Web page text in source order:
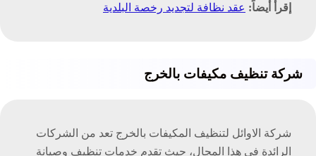
إقرأ أيضاً: عقد نظافة لتجديد رخصة البلدية
شركة تنظيف مكيفات بالخرج
شركة الاوائل لتنظيف المكيفات بالخرج تعد من الشركات
الرائدة في هذا المجال، حيث تقدم خدمات تنظيف وصيانة